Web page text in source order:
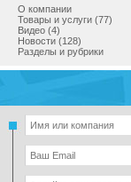
О компании
Товары и услуги (77)
Видео (4)
Новости (128)
Разделы и рубрики